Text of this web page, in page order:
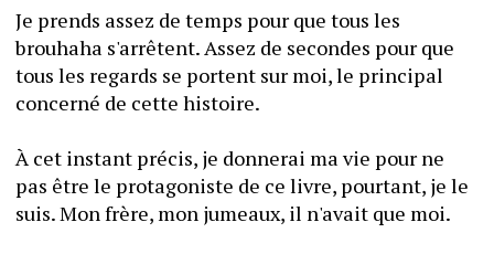
Je prends assez de temps pour que tous les
brouhaha s'arrêtent. Assez de secondes pour que
tous les regards se portent sur moi, le principal
concerné de cette histoire.
À cet instant précis, je donnerai ma vie pour ne
pas être le protagoniste de ce livre, pourtant, je le
suis. Mon frère, mon jumeaux, il n'avait que moi.